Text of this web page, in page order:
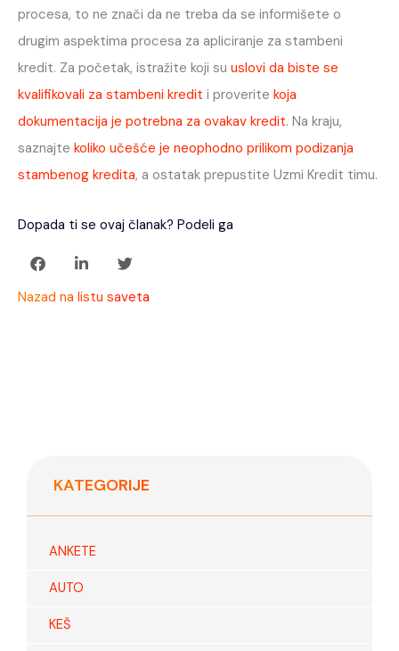
procesa, to ne znači da ne treba da se informišete o
drugim aspektima procesa za apliciranje za stambeni
kredit. Za početak, istražite koji su uslovi da biste se
kvalifikovali za stambeni kredit i proverite koja
dokumentacija je potrebna za ovakav kredit. Na kraju,
saznajte koliko učešće je neophodno prilikom podizanja
stambenog kredita, a ostatak prepustite Uzmi Kredit timu.
Dopada ti se ovaj članak? Podeli ga
Nazad na listu saveta
KATEGORIJE
ANKETE
AUTO
KEŠ